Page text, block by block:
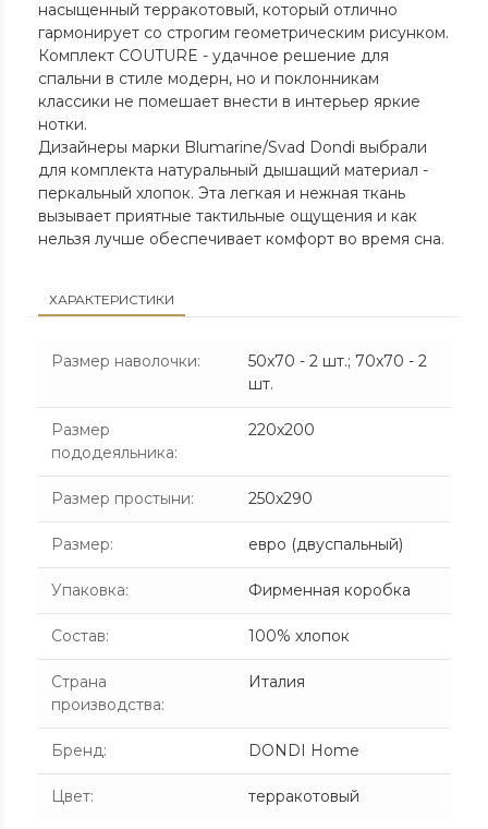
насыщенный терракотовый, который отлично
гармонирует со строгим геометрическим рисунком.
Комплект COUTURE - удачное решение для
спальни в стиле модерн, но и поклонникам
классики не помешает внести в интерьер яркие
нотки.
Дизайнеры марки Blumarine/Svad Dondi выбрали
для комплекта натуральный дышащий материал -
перкальный хлопок. Эта легкая и нежная ткань
вызывает приятные тактильные ощущения и как
нельзя лучше обеспечивает комфорт во время сна.
ХАРАКТЕРИСТИКИ
Размер наволочки:
50x70 - 2 шт.; 70х70 - 2
шт.
Размер
пододеяльника:
220х200
Размер простыни: 250x290
Размер: евро (двуспальный)
Упаковка: Фирменная коробка
Состав: 100% хлопок
Страна
производства:
Италия
Бренд: DONDI Home
Цвет: терракотовый